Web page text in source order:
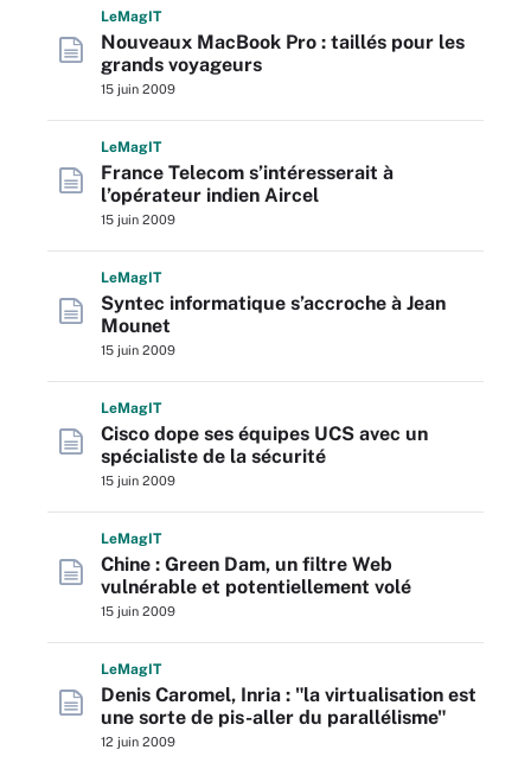
LeMagIT
Nouveaux MacBook Pro : taillés pour les
grands voyageurs
15 juin 2009
LeMagIT
France Telecom s’intéresserait à
l’opérateur indien Aircel
15 juin 2009
LeMagIT
Syntec informatique s’accroche à Jean
Mounet
15 juin 2009
LeMagIT
Cisco dope ses équipes UCS avec un
spécialiste de la sécurité
15 juin 2009
LeMagIT
Chine : Green Dam, un filtre Web
vulnérable et potentiellement volé
15 juin 2009
LeMagIT
Denis Caromel, Inria : "la virtualisation est
une sorte de pis-aller du parallélisme"
12 juin 2009